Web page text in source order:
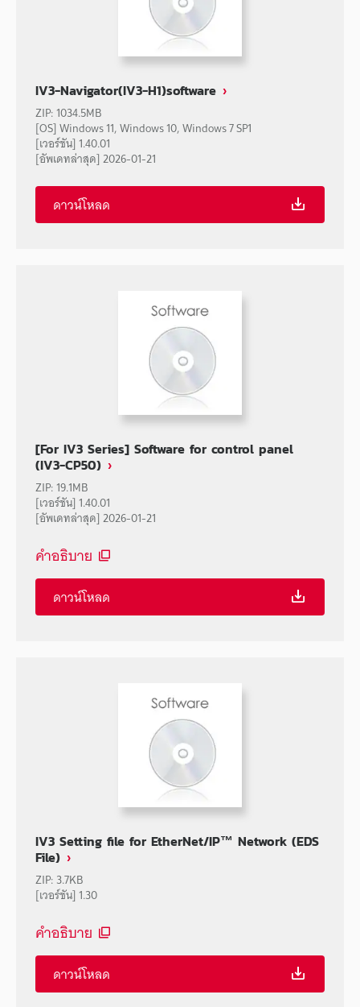
IV3-Navigator(IV3-H1)software
ZIP: 1034.5MB
[OS] Windows 11, Windows 10, Windows 7 SP1
[เวอร์ชัน] 1.40.01
[อัพเดทล่าสุด] 2026-01-21
ดาวน์โหลด
[For IV3 Series] Software for control panel
(IV3-CP50)
ZIP: 19.1MB
[เวอร์ชัน] 1.40.01
[อัพเดทล่าสุด] 2026-01-21
คำอธิบาย
ดาวน์โหลด
IV3 Setting file for EtherNet/IP™ Network (EDS
File)
ZIP: 3.7KB
[เวอร์ชัน] 1.30
คำอธิบาย
ดาวน์โหลด